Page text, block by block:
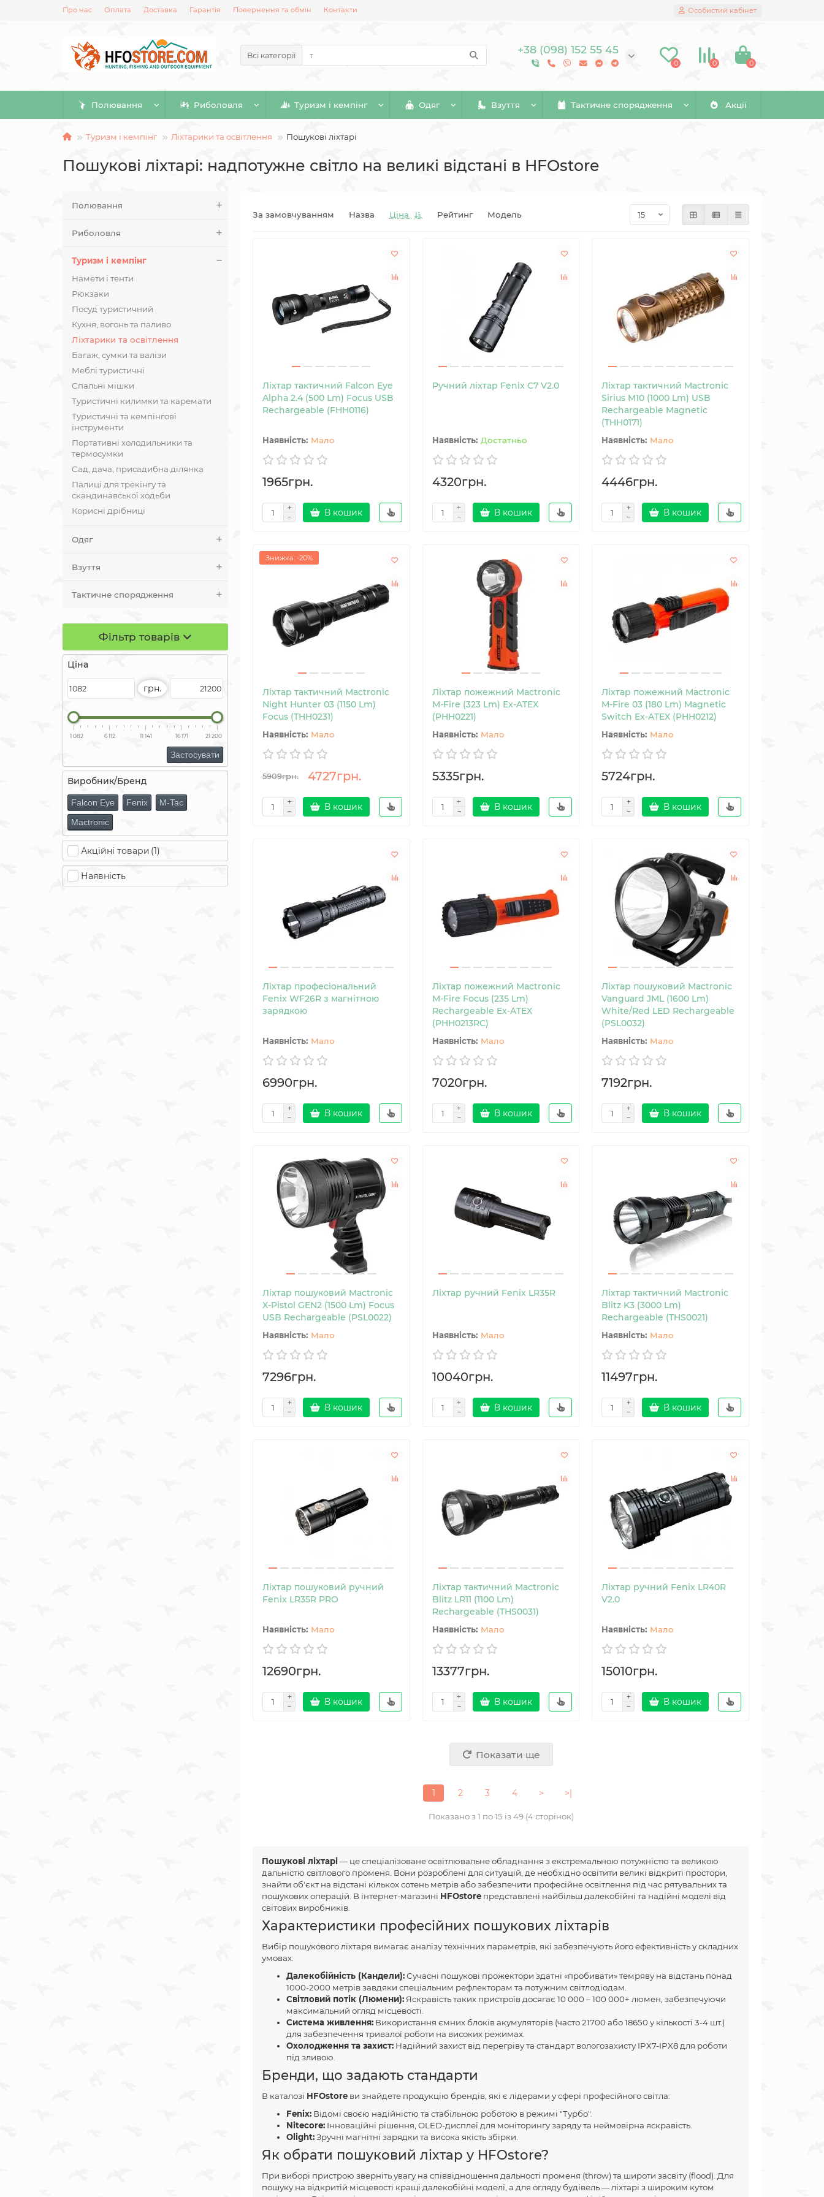
Про нас Оплата Доставка Гарантія Повернення та обмін Контакти Особистий кабінет
Всі категорії +38 (098) 152 55 45
0 0 0
Полювання Риболовля Туризм і кемпінг Одяг Взуття Тактичне спорядження Акції
Туризм і кемпінг Ліхтарики та освітлення Пошукові ліхтарі
Пошукові ліхтарі: надпотужне світло на великі відстані в HFOstore
Полювання
Риболовля
Туризм і кемпінг
Намети і тенти
Рюкзаки
Поcуд туристичний
Кухня, вогонь та паливо
Ліхтарики та освітлення
Багаж, сумки та валізи
Меблі туристичні
Спальні мішки
Туристичні килимки та каремати
Туристичні та кемпінгові
інструменти
Портативні холодильники та
термосумки
Сад, дача, присадибна ділянка
Палиці для трекінгу та
скандинавської ходьби
Корисні дрібниці
Одяг
Взуття
Тактичне спорядження
Фільтр товарів
Ціна
грн.
1 082 6 112 11 141 16 171 21 200
Застосувати
Виробник/Бренд
Falcon Eye Fenix
M-Tac
Mactronic
Акційні товари (1)
Наявність
За замовчуванням Назва Ціна Рейтинг Модель
Ліхтар тактичний Falcon Eye
Alpha 2.4 (500 Lm) Focus USB
Rechargeable (FHH0116)
Мало
1965грн.
В кошик
Ручний ліхтар Fenix C7 V2.0
Достатньо
4320грн.
В кошик
Ліхтар тактичний Mactronic
Sirius M10 (1000 Lm) USB
Rechargeable Magnetic
(THH0171)
Мало
4446грн.
В кошик
Знижка: -20%
Ліхтар тактичний Mactronic
Night Hunter 03 (1150 Lm)
Focus (THH0231)
Мало
5909грн. 4727грн.
В кошик
Ліхтар пожежний Mactronic
M-Fire (323 Lm) Ex-ATEX
(PHH0221)
Мало
5335грн.
В кошик
Ліхтар пожежний Mactronic
M-Fire 03 (180 Lm) Magnetic
Switch Ex-ATEX (PHH0212)
Мало
5724грн.
В кошик
Ліхтар професіональний
Fenix WF26R з магнітною
зарядкою
Мало
6990грн.
В кошик
Ліхтар пожежний Mactronic
M-Fire Focus (235 Lm)
Rechargeable Ex-ATEX
(PHH0213RC)
Мало
7020грн.
В кошик
Ліхтар пошуковий Mactronic
Vanguard JML (1600 Lm)
White/Red LED Rechargeable
(PSL0032)
Мало
7192грн.
В кошик
Ліхтар пошуковий Mactronic
X-Pistol GEN2 (1500 Lm) Focus
USB Rechargeable (PSL0022)
Мало
7296грн.
В кошик
Ліхтар ручний Fenix LR35R
Мало
10040грн.
В кошик
Ліхтар тактичний Mactronic
Blitz K3 (3000 Lm)
Rechargeable (THS0021)
Мало
11497грн.
В кошик
Ліхтар пошуковий ручний
Fenix LR35R PRO
Мало
12690грн.
В кошик
Ліхтар тактичний Mactronic
Blitz LR11 (1100 Lm)
Rechargeable (THS0031)
Мало
13377грн.
В кошик
Ліхтар ручний Fenix LR40R
V2.0
Мало
15010грн.
В кошик
Показати ще
1 2 3 4 > >|
Показано з 1 по 15 із 49 (4 сторінок)
Пошукові ліхтарі— це спеціалізоване освітлювальне обладнання з екстремальною потужністю та великою
дальністю світлового променя. Вони розроблені для ситуацій, де необхідно освітити великі відкриті простори,
знайти об'єкт на відстані кількох сотень метрів або забезпечити професійне освітлення під час рятувальних та
пошукових операцій. В інтернет-магазині HFOstore представлені найбільш далекобійні та надійні моделі від
світових виробників.
Характеристики професійних пошукових ліхтарів
Вибір пошукового ліхтаря вимагає аналізу технічних параметрів, які забезпечують його ефективність у складних
умовах:
Далекобійність (Кандели):Сучасні пошукові прожектори здатні «пробивати» темряву на відстань понад
1000-2000 метрів завдяки спеціальним рефлекторам та потужним світлодіодам.
Світловий потік (Люмени): Яскравість таких пристроїв досягає 10 000 – 100 000+ люмен, забезпечуючи
максимальний огляд місцевості.
Система живлення: Використання ємних блоків акумуляторів (часто 21700 або 18650 у кількості 3-4 шт.)
для забезпечення тривалої роботи на високих режимах.
Охолодження та захист: Надійний захист від перегріву та стандарт вологозахисту IPX7-IPX8 для роботи
під зливою.
Бренди, що задають стандарти
В каталозі HFOstore ви знайдете продукцію брендів, які є лідерами у сфері професійного світла:
Fenix: Відомі своєю надійністю та стабільною роботою в режимі "Турбо".
Nitecore: Інноваційні рішення, OLED-дисплеї для моніторингу заряду та неймовірна яскравість.
Olight:Зручні магнітні зарядки та висока якість збірки.
Як обрати пошуковий ліхтар у HFOstore?
При виборі пристрою зверніть увагу на співвідношення дальності променя (throw) та широти засвіту (flood). Для
пошуку на відкритій місцевості кращі далекобійні моделі, а для огляду будівель — ліхтарі з широким кутом